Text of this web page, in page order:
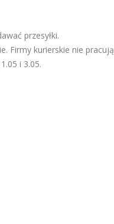
przesyłki.
Firmy kurierskie nie pracują
i 3.05.